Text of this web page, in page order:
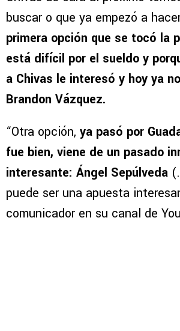
buscar o que ya empezó a
primera opción que se tocó la
está difícil por el sueldo y
a Chivas le interesó y hoy ya
Brandon Vázquez.
“Otra opción, ya pasó por
fue bien, viene de un pasado
interesante: Ángel Sepúlveda
puede ser una apuesta
comunicador en su canal de